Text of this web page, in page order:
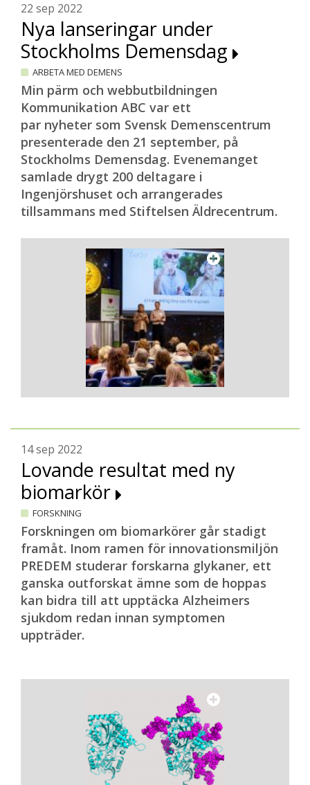
22 sep 2022
Nya lanseringar under
Stockholms Demensdag
ARBETA MED DEMENS
Min pärm och webbutbildningen
Kommunikation ABC var ett
par nyheter som Svensk Demenscentrum
presenterade den 21 september, på
Stockholms Demensdag. Evenemanget
samlade drygt 200 deltagare i
Ingenjörshuset och arrangerades
tillsammans med Stiftelsen Äldrecentrum.
14 sep 2022
Lovande resultat med ny
biomarkör
FORSKNING
Forskningen om biomarkörer går stadigt
framåt. Inom ramen för innovationsmiljön
PREDEM studerar forskarna glykaner, ett
ganska outforskat ämne som de hoppas
kan bidra till att upptäcka Alzheimers
sjukdom redan innan symptomen
uppträder.